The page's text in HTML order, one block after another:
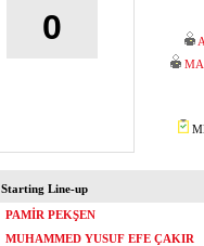
0
Starting Line-up
PAMİR PEKŞEN
MUHAMMED YUSUF EFE ÇAKIR